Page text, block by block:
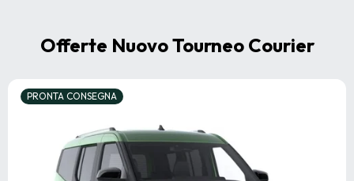
Offerte Nuovo Tourneo Courier
PRONTA CONSEGNA